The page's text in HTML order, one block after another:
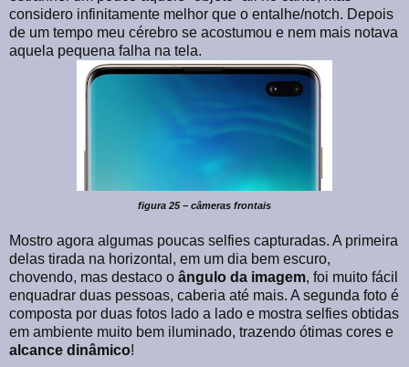
considero infinitamente melhor que o entalhe/notch. Depois
de um tempo meu cérebro se acostumou e nem mais notava
aquela pequena falha na tela.
figura 25 – câmeras frontais
Mostro agora algumas poucas selfies capturadas. A primeira
delas tirada na horizontal, em um dia bem escuro,
chovendo, mas destaco o ângulo da imagem, foi muito fácil
enquadrar duas pessoas, caberia até mais. A segunda foto é
composta por duas fotos lado a lado e mostra selfies obtidas
em ambiente muito bem iluminado, trazendo ótimas cores e
alcance dinâmico!